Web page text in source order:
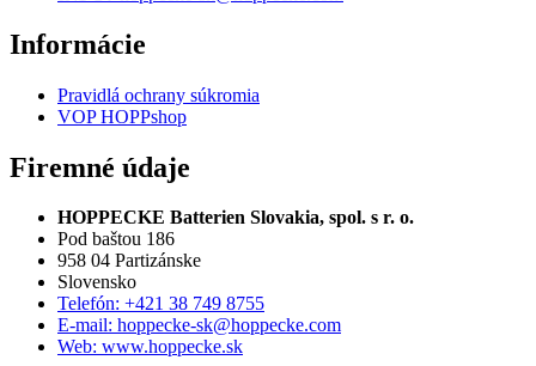
Informácie
Pravidlá ochrany súkromia
VOP HOPPshop
Firemné údaje
HOPPECKE Batterien Slovakia, spol. s r. o.
Pod baštou 186
958 04 Partizánske
Slovensko
Telefón: +421 38 749 8755
E-mail: hoppecke-sk@hoppecke.com
Web: www.hoppecke.sk